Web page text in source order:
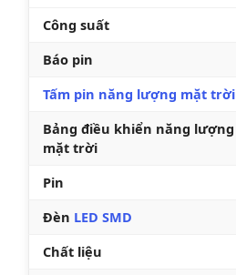
Công suất
Báo pin
Tấm pin năng lượng mặt trời
Bảng điều khiển năng lượng
mặt trời
Pin
Đèn LED SMD
Chất liệu